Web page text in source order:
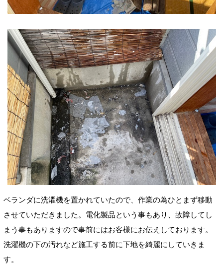
ベランダに洗濯機を置かれていたので、作業の為ひとまず移動
させていただきました。電化製品という事もあり、故障してし
まう事もありますので事前にはお客様にお伝えしております。
洗濯機の下の汚れなど施工する前に下地を綺麗にしていきま
す。